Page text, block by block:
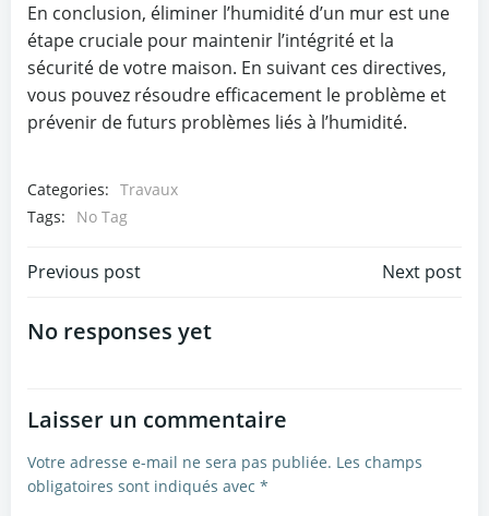
En conclusion, éliminer l’humidité d’un mur est une
étape cruciale pour maintenir l’intégrité et la
sécurité de votre maison. En suivant ces directives,
vous pouvez résoudre efficacement le problème et
prévenir de futurs problèmes liés à l’humidité.
Categories: Travaux
Tags:
No Tag
Navigation
de
Previous post
Navigation
Next post
No responses yet
Laisser un commentaire
Votre adresse e-mail ne sera pas publiée. Les champs
obligatoires sont indiqués avec *